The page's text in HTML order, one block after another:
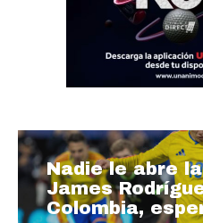
Nadie le abre
James
Colombia,